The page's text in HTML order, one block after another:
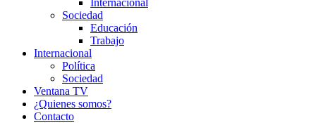
Internacional
Sociedad
Educación
Trabajo
Internacional
Política
Sociedad
Ventana TV
¿Quienes somos?
Contacto